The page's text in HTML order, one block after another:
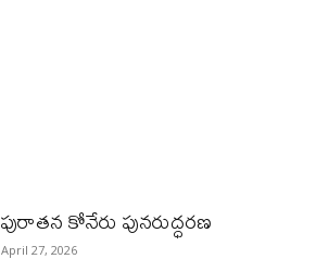
పురాత‌న కోనేరు పున‌రుద్ధ‌ర‌ణ
April 27, 2026